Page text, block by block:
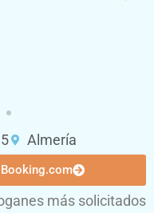
Almería
más solicitados